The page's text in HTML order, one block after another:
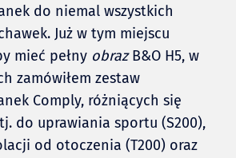
do niemal wszystkich
Już w tym miejscu
mieć pełny obrazB&O H5, w
zamówiłem zestaw
Comply, różniących się
do uprawiania sportu (S200),
od otoczenia (T200) oraz